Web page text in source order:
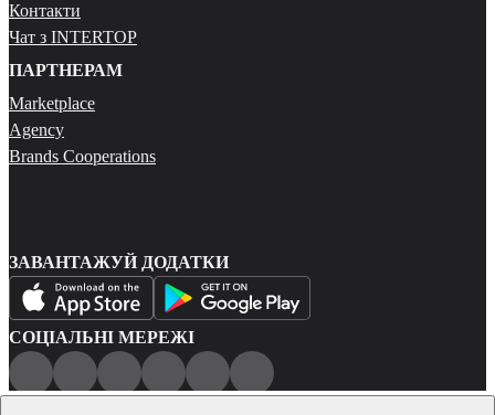
Контакти
Чат з INTERTOP
ПАРТНЕРАМ
Marketplace
Agency
Brands Cooperations
ЗАВАНТАЖУЙ ДОДАТКИ
СОЦІАЛЬНІ МЕРЕЖІ